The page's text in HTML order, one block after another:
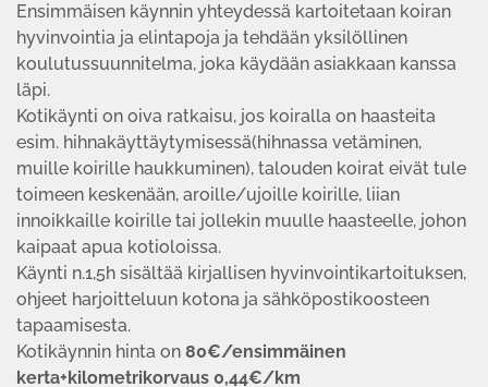
Ensimmäisen käynnin yhteydessä kartoitetaan koiran
hyvinvointia ja elintapoja ja tehdään yksilöllinen
koulutussuunnitelma, joka käydään asiakkaan kanssa
läpi.
Kotikäynti on oiva ratkaisu, jos koiralla on haasteita
esim. hihnakäyttäytymisessä(hihnassa vetäminen,
muille koirille haukkuminen), talouden koirat eivät tule
toimeen keskenään, aroille/ujoille koirille, liian
innoikkaille koirille tai jollekin muulle haasteelle, johon
kaipaat apua kotioloissa.
Käynti n.1,5h sisältää kirjallisen hyvinvointikartoituksen,
ohjeet harjoitteluun kotona ja sähköpostikoosteen
tapaamisesta.
Kotikäynnin hinta on 80€/ensimmäinen
kerta+kilometrikorvaus 0,44€/km